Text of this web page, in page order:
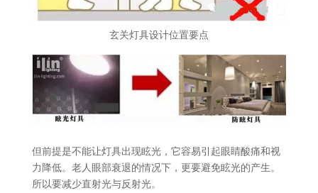
玄关灯具设计位置要点
但前提是不能让灯具出现眩光，它容易引起眼睛酸痛和视
力降低。老人眼部衰退的情况下，更要避免眩光的产生。
所以要减少直射光与反射光。